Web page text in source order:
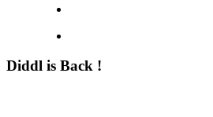
Diddl is Back !